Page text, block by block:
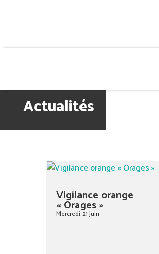
Actualités
Vigilance orange
« Orages »
Mercredi 21 juin